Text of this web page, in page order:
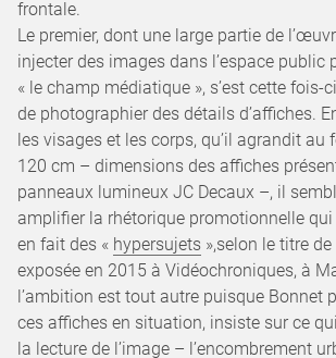
frontale.
Le premier, dont une large partie de
injecter des images dans l’espace public
« le champ médiatique », s’est cette fois-
de photographier des détails d’affiches.
les visages et les corps, qu’il agrandit au
120 cm – dimensions des affiches
panneaux lumineux JC Decaux –, il
amplifier la rhétorique promotionnelle
en fait des « hypersujets »,selon le titre
exposée en 2015 à Vidéochroniques, à
l’ambition est tout autre puisque Bonnet
ces affiches en situation, insiste sur ce
la lecture de l’image – l’encombrement